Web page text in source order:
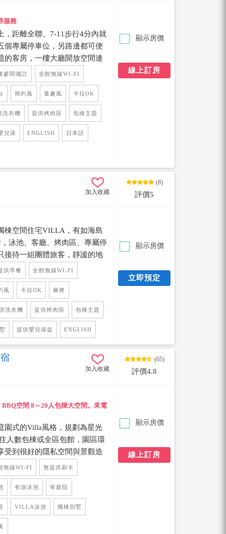
服務
，距離全聯、7-11步行4分內就
個專屬停車位，另路邊都可便
的客房，一樓大廳開放空間連
烤肉區，可以輕鬆容納15
幾款派對遊戲、KTV歡唱設
所有電視皆為聯網電視、提
的包棟設備讓您在民宿呆一整
參閱備註 全館無線WI-FI
簡約風 童趣風 卡拉OK
洗衣機 提供烤肉區 包棟主題
兒床 ENGLISH 日本語
顯示房價
線上訂房
加入收藏
(8)
評價5
棟空間住宅VILLA，有如海島
泳池、客廳、烤肉區、專屬停
接待一組團體旅客，靜謐的地
村生活，打造室內外放鬆的
及電動麻將，戶外泳池環境打
備料區，可以在此盡興的享
華麗，令人有無比的大享受，
錯過一家Villa給你們的度假
禮，女生一定非常滿意~
供早餐 全館無線WI-FI
風 卡拉OK 麻將
洗衣機 提供烤肉區 包棟主題
提供嬰兒澡盆 ENGLISH
顯示房價
立即預定
加入收藏
(65)
評價4.8
BBQ空間 8～20人包棟大空間。來電
園式的Villa風格，規劃為星光
人數包棟或全區包館，園區環
受到很好的隱私空間與景觀造
戲水池，也有烤肉區與涼
供利用，園區內種植了許多
新，蟲鳴生態，鳥語花香，
的木質家具顯現出獨特風
可以讓人放鬆度假的空間，
裡的旅人能感受到恆春四季
無線WI-FI 無提供刷卡
有游泳池 有庭院
VILLA泳池 獨棟別墅
顯示房價
線上訂房